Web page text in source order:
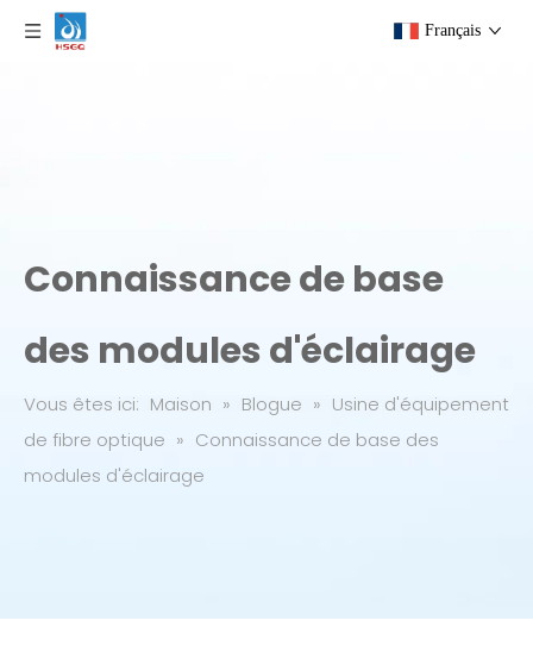
Français
Connaissance de base
des modules d'éclairage
Vous êtes ici: Maison » Blogue » Usine d'équipement
de fibre optique » Connaissance de base des
modules d'éclairage